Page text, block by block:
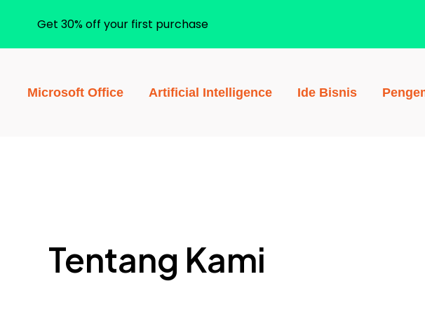
Microsoft Office Artificial Intelligence Ide Bisnis
Tentang Kami
Get 30% off your first purchase